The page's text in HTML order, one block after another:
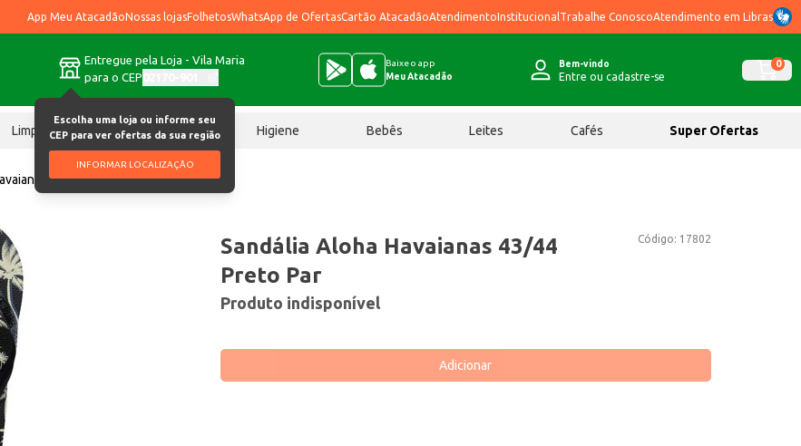
App Meu AtacadãoNossas lojasFolhetosWhatsApp de OfertasCartão AtacadãoAtendimentoInstitucional Trabalhe ConoscoAtendimento em Libras
Entregue pela Loja - Vila Maria
para o CEP
Escolha uma loja ou informe seu
CEP para ver ofertas da sua região
INFORMAR LOCALIZAÇÃO
Baixe o app
Meu Atacadão
Bem-vindo
Entre ou cadastre-se
0
Limpeza Chocolates Higiene Bebês Leites Cafés Super Ofertas
43/44 Preto Par
Código: 17802
Sandália Aloha Havaianas 43/44
Preto Par
Produto indisponível
Adicionar